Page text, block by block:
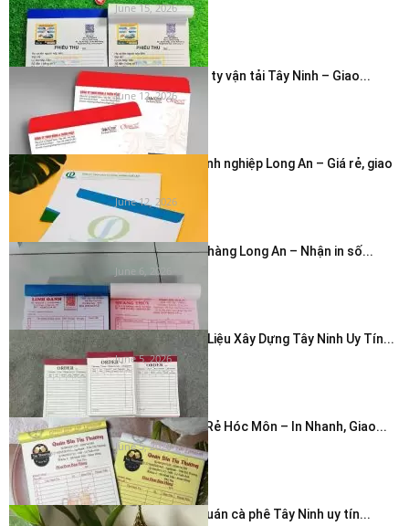
June 15, 2026
In bao thư công ty vận tải Tây Ninh – Giao...
June 12, 2026
In phong bì doanh nghiệp Long An – Giá rẻ, giao
nhanh...
June 12, 2026
In hóa đơn cửa hàng Long An – Nhận in số...
June 6, 2026
In Hóa Đơn Vật Liệu Xây Dựng Tây Ninh Uy Tín...
June 5, 2026
In Hóa Đơn Giá Rẻ Hóc Môn – In Nhanh, Giao...
June 5, 2026
In thẻ cảm ơn quán cà phê Tây Ninh uy tín...